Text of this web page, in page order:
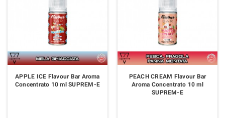
APPLE ICE Flavour Bar Aroma
Concentrato 10 ml SUPREM-E
PEACH CREAM Flavour Bar
Aroma Concentrato 10 ml
SUPREM-E